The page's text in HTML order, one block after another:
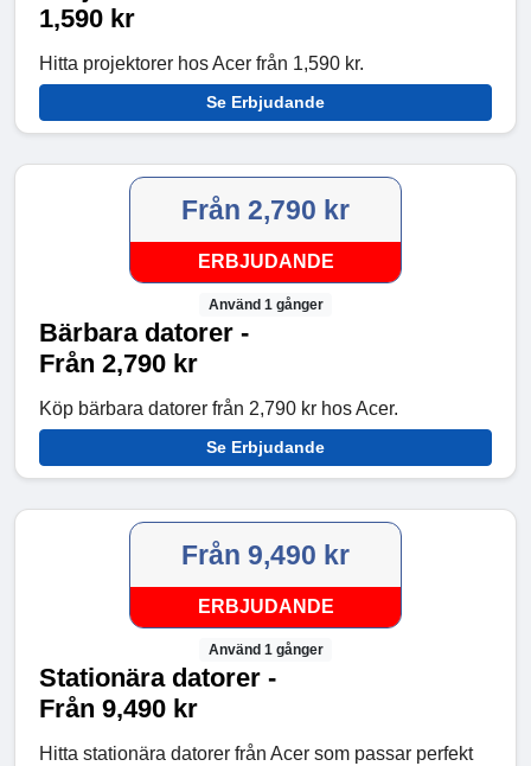
1,590 kr
Hitta projektorer hos Acer från 1,590 kr.
Se Erbjudande
Från 2,790 kr
ERBJUDANDE
Använd 1 gånger
Bärbara datorer -
Från 2,790 kr
Köp bärbara datorer från 2,790 kr hos Acer.
Se Erbjudande
Från 9,490 kr
ERBJUDANDE
Använd 1 gånger
Stationära datorer -
Från 9,490 kr
Hitta stationära datorer från Acer som passar perfekt